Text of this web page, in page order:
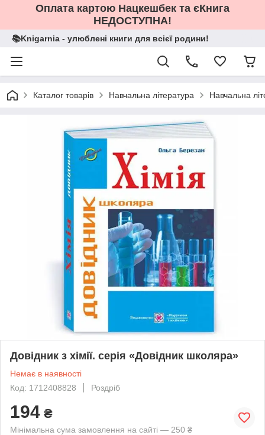
Оплата картою Нацкешбек та єКнига
НЕДОСТУПНА!
📚Knigarnia - улюблені книги для всієї родини!
Каталог товарів Навчальна література Навчальна
Довідник з хімії. серія «Довідник школяра»
Немає в наявності
Код: 1712408828
Роздріб
194 ₴
Мінімальна сума замовлення на сайті — 250 ₴